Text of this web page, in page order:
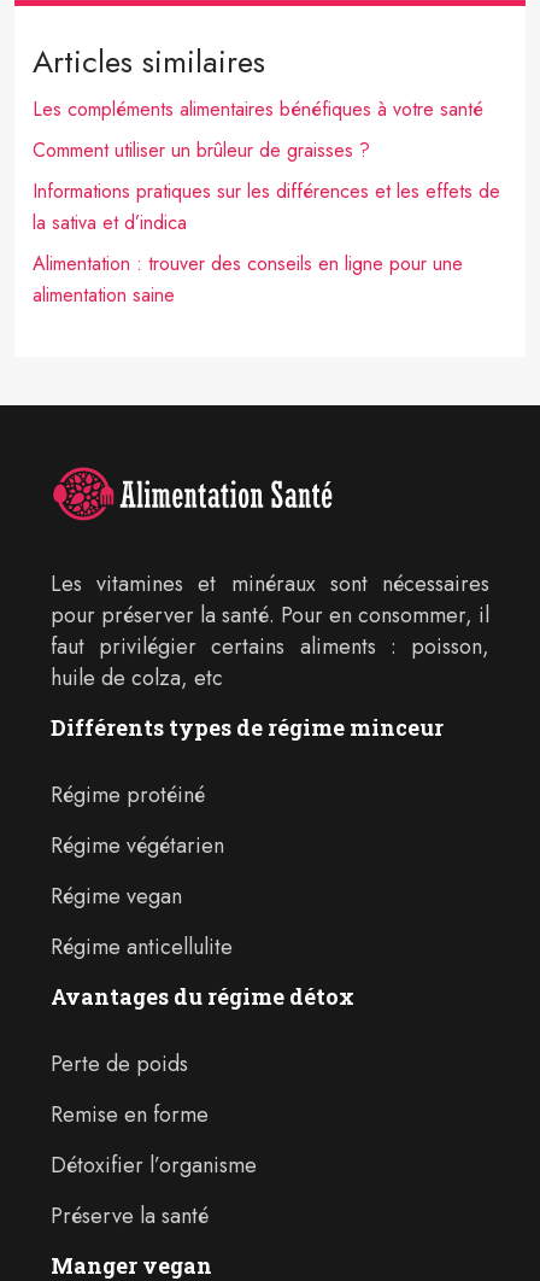
Articles similaires
Les compléments alimentaires bénéfiques à votre santé
Comment utiliser un brûleur de graisses ?
Informations pratiques sur les différences et les effets de
la sativa et d’indica
Alimentation : trouver des conseils en ligne pour une
alimentation saine
Les vitamines et minéraux sont nécessaires
pour préserver la santé. Pour en consommer, il
faut privilégier certains aliments : poisson,
huile de colza, etc
Différents types de régime minceur
Régime protéiné
Régime végétarien
Régime vegan
Régime anticellulite
Avantages du régime détox
Perte de poids
Remise en forme
Détoxifier l’organisme
Préserve la santé
Manger vegan